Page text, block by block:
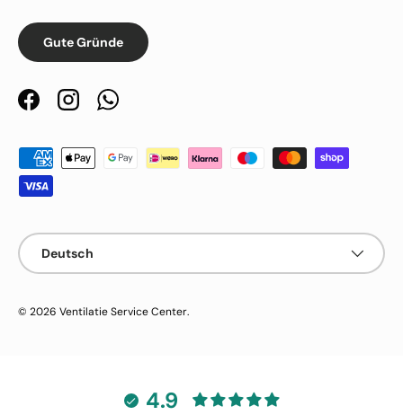
Gute Gründe
FacebookInstagramWhatsApp
Zahlungsmethoden
Sprache
Deutsch
© 2026 Ventilatie Service Center.
4.9